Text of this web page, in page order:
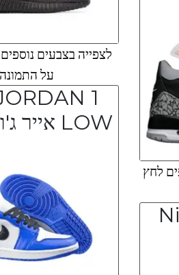
לצפייה בצבעים
על התמונה
1
LOW אייר ג'ורדן נייק
לחץ